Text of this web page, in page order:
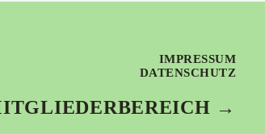
IMPRESSUM
DATENSCHUTZ
→